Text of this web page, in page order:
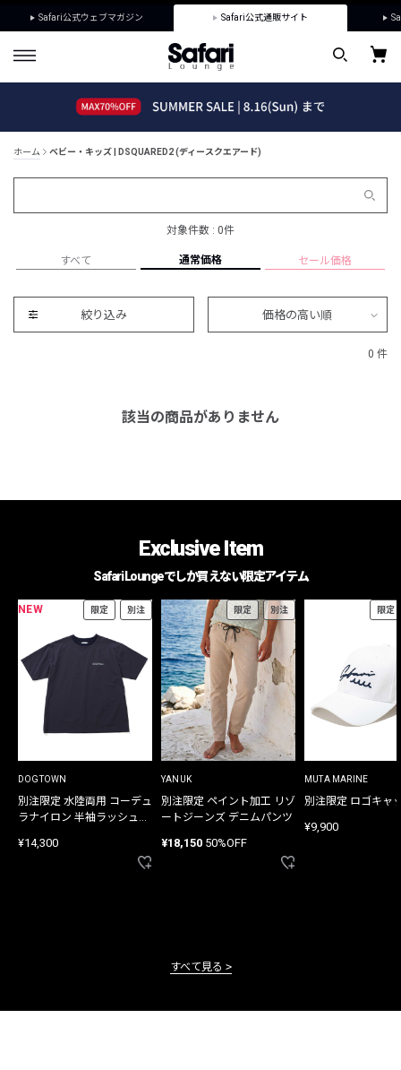
Safari公式ウェブマガジン Safari公式通販サイト
ホーム ベビー・キッズ | DSQUARED2 (ディースクエアード)
対象件数 : 0件
すべて 通常価格 セール価格
絞り込み 価格の高い順
0 件
該当の商品がありません
Exclusive Item
Safari Loungeでしか買えない限定アイテム
NEW 限定 別注
DOGTOWN
別注限定 水陸両用 コーデュ
ラナイロン 半袖ラッシュガ
¥14,300
限定 別注
YANUK
別注限定 ペイント加工 リゾ
ートジーンズ デニムパンツ
¥18,150 50%OFF
限定
MUTA MARINE
別注限定 ロゴキャ
¥9,900
すべて見る